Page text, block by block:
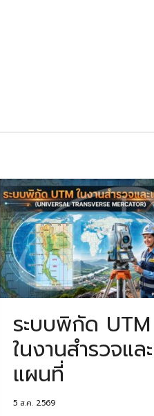
ระบบพิกัด UTM
ในงานสำรวจและ
แผนที่
5 ส.ค. 2569